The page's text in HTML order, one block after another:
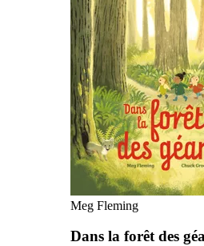
Meg Fleming
Dans la forêt des